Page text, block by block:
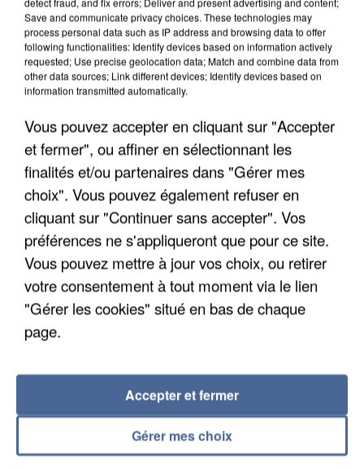
5 août 2026
L’un des fondateurs supposés de la DZ Mafia
interpellé en Algérie
Il est soupçonné d'y avoir mené ses opérations en
France.
Save and communicate privacy choices. These technologies may
process personal data such as IP address and browsing data to offer
following functionalities: Identify devices based on information actively
requested; Use precise geolocation data; Match and combine data from
other data sources; Link different devices; Identify devices based on
information transmitted automatically.
Vous pouvez accepter en cliquant sur "Accepter
et fermer", ou affiner en sélectionnant les
finalités et/ou partenaires dans "Gérer mes
choix". Vous pouvez également refuser en
cliquant sur "Continuer sans accepter". Vos
préférences ne s'appliqueront que pour ce site.
Vous pouvez mettre à jour vos choix, ou retirer
votre consentement à tout moment via le lien
"Gérer les cookies" situé en bas de chaque
page.
Gérer mes choix
Accepter et fermer